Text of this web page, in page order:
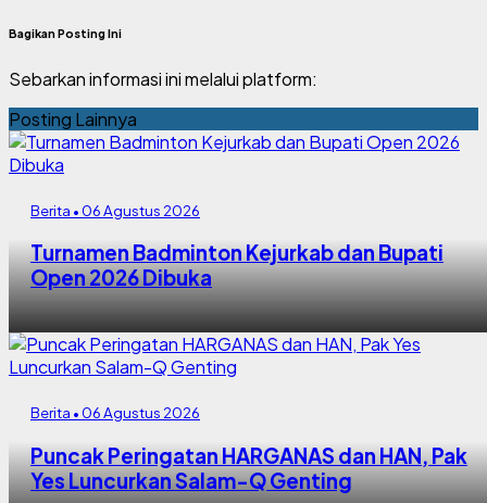
Bagikan Posting Ini
Sebarkan informasi ini melalui platform:
Posting Lainnya
Berita • 06 Agustus 2026
Turnamen Badminton Kejurkab dan Bupati
Open 2026 Dibuka
Berita • 06 Agustus 2026
Puncak Peringatan HARGANAS dan HAN, Pak
Yes Luncurkan Salam-Q Genting